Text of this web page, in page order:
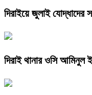
দিরাইয়ে জুলাই যোদ্ধাদের
দিরাই থানার ওসি আমিনুল